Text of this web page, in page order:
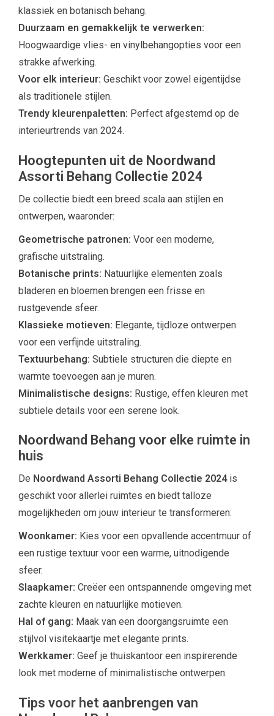
klassiek en botanisch behang.
Duurzaam en gemakkelijk te verwerken:
Hoogwaardige vlies- en vinylbehangopties voor een
strakke afwerking.
Voor elk interieur: Geschikt voor zowel eigentijdse
als traditionele stijlen.
Trendy kleurenpaletten: Perfect afgestemd op de
interieurtrends van 2024.
Hoogtepunten uit de Noordwand
Assorti Behang Collectie 2024
De collectie biedt een breed scala aan stijlen en
ontwerpen, waaronder:
Geometrische patronen: Voor een moderne,
grafische uitstraling.
Botanische prints: Natuurlijke elementen zoals
bladeren en bloemen brengen een frisse en
rustgevende sfeer.
Klassieke motieven: Elegante, tijdloze ontwerpen
voor een verfijnde uitstraling.
Textuurbehang: Subtiele structuren die diepte en
warmte toevoegen aan je muren.
Minimalistische designs: Rustige, effen kleuren met
subtiele details voor een serene look.
Noordwand Behang voor elke ruimte in
huis
De Noordwand Assorti Behang Collectie 2024is
geschikt voor allerlei ruimtes en biedt talloze
mogelijkheden om jouw interieur te transformeren:
Woonkamer: Kies voor een opvallende accentmuur of
een rustige textuur voor een warme, uitnodigende
sfeer.
Slaapkamer: Creëer een ontspannende omgeving met
zachte kleuren en natuurlijke motieven.
Hal of gang: Maak van een doorgangsruimte een
stijlvol visitekaartje met elegante prints.
Werkkamer: Geef je thuiskantoor een inspirerende
look met moderne of minimalistische ontwerpen.
Tips voor het aanbrengen van